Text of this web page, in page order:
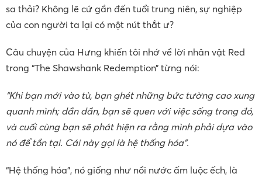
sa thải? Không lẽ cứ gần đến tuổi trung niên, sự nghiệp
của con người ta lại có một nút thắt ư?
Câu chuyện của Hưng khiến tôi nhớ về lời nhân vật Red
trong “The Shawshank Redemption” từng nói:
“Khi bạn mới vào tù, bạn ghét những bức tường cao xung
quanh mình; dần dần, bạn sẽ quen với việc sống trong đó,
và cuối cùng bạn sẽ phát hiện ra rằng mình phải dựa vào
nó để tồn tại. Cái này gọi là hệ thống hóa”.
“Hệ thống hóa”, nó giống như nồi nước ấm luộc ếch, là